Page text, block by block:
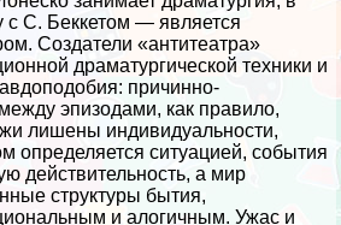
с С. Беккетом — является
Создатели «антитеатра»
драматургической техники и
причинно-
эпизодами, как правило,
лишены индивидуальности,
определяется ситуацией, события
действительность, а мир
структуры бытия,
и алогичным. Ужас и